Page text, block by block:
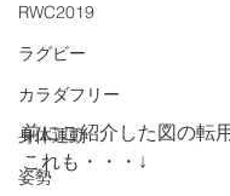
RWC2019
ラグビー
カラダフリー
身体運動
姿勢
前にご紹介した図の転
これも・・・↓